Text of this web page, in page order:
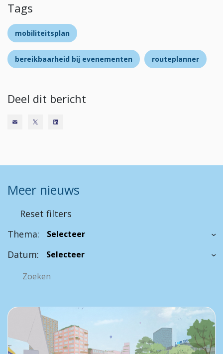
Tags
mobiliteitsplan
bereikbaarheid bij evenementen routeplanner
Deel dit bericht
Meer nieuws
Reset filters
Thema:
Datum: